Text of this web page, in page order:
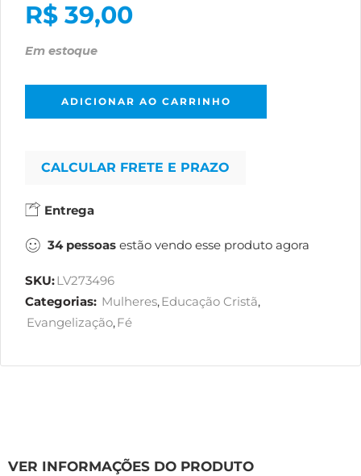
R$ 39,00
Em estoque
ADICIONAR AO CARRINHO
CALCULAR FRETE E PRAZO
Entrega
34 pessoas estão vendo esse produto agora
SKU:LV273496
Categorias: Mulheres,Educação Cristã,
Evangelização,Fé
VER INFORMAÇÕES DO PRODUTO